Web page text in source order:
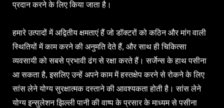
प्रदान करने के लिए किया जाता है।
हमारे उत्पादों में अद्वितीय क्षमताएं हैं जो डॉक्टरों को कठिन और मांग वाली
स्थितियों में काम करने की अनुमति देते हैं, और साथ ही चिकित्सा
व्यवसायी को सबसे प्रभावी ढंग से रक्षा करते हैं। सर्जेन्स के हाथ पसीना
आ सकता है, इसलिए उन्हें अपने काम में हस्तक्षेप करने से रोकने के लिए
सांस लेने योग्य सुरक्षात्मक दस्ताने की आवश्यकता होती है। सांस लेने
योग्य इन्सुलेशन झिल्ली पानी की वाष्प के प्रसार के माध्यम से पसीना